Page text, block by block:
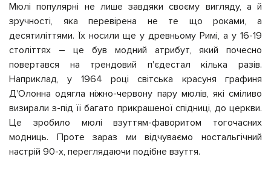
Мюлі популярні не лише завдяки своєму вигляду, а й
зручності, яка перевірена не те що роками, а
десятиліттями. Їх носили ще у древньому Римі, а у 16-19
століттях – це був модний атрибут, який почесно
повертався на трендовий п'єдестал кілька разів.
Наприклад, у 1964 році світська красуня графиня
Д'Олонна одягла ніжно-червону пару мюлів, які сміливо
визирали з-під її багато прикрашеної спідниці, до церкви.
Це зробило мюлі взуттям-фаворитом тогочасних
модниць. Проте зараз ми відчуваємо ностальгічний
настрій 90-х, переглядаючи подібне взуття.